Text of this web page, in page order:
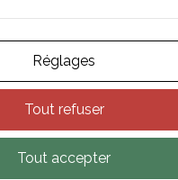
einem
egal ob Wohn-,
Technologie
Zelltechnologie
von
23,02%
und
Réglages
Tout refuser
Tout accepter